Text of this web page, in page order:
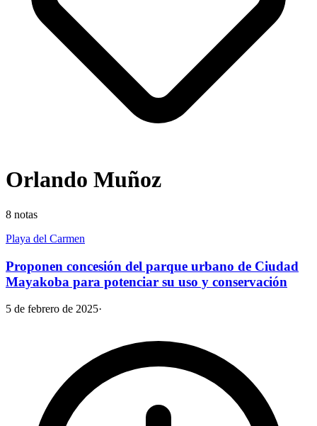
Orlando Muñoz
8 notas
Playa del Carmen
Proponen concesión del parque urbano de Ciudad
Mayakoba para potenciar su uso y conservación
5 de febrero de 2025·